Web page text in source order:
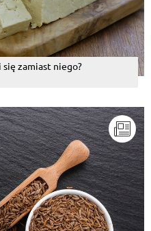
zamiast niego?